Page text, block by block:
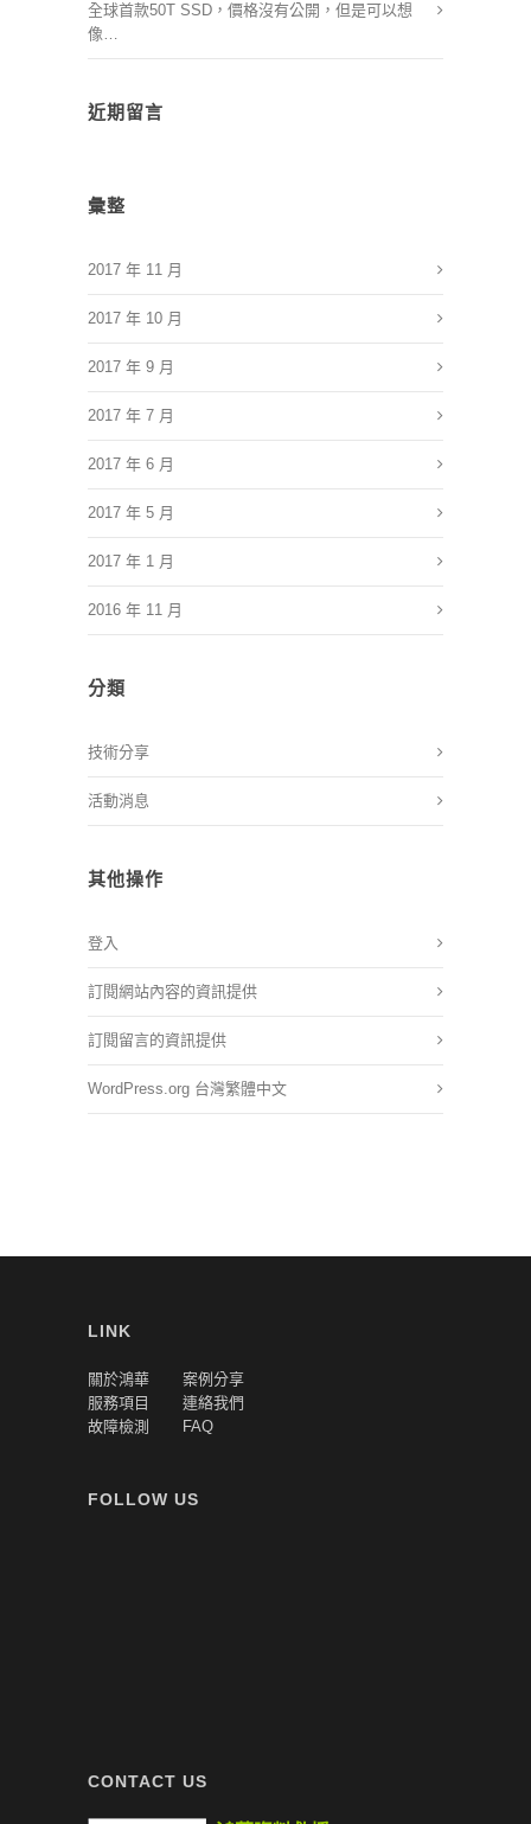
全球首款50T SSD，價格沒有公開，但是可以想
像…
近期留言
彙整
2017 年 11 月
2017 年 10 月
2017 年 9 月
2017 年 7 月
2017 年 6 月
2017 年 5 月
2017 年 1 月
2016 年 11 月
分類
技術分享
活動消息
其他操作
登入
訂閱網站內容的資訊提供
訂閱留言的資訊提供
WordPress.org 台灣繁體中文
LINK
關於鴻華
案例分享
服務項目
連絡我們
故障檢測
FAQ
FOLLOW US
CONTACT US